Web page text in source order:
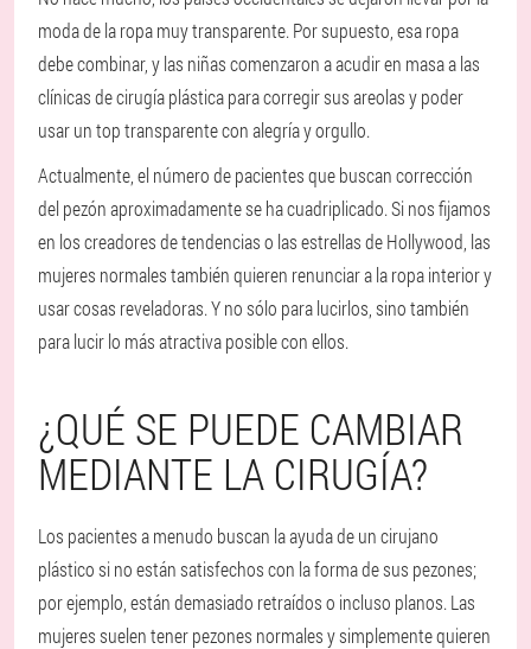
moda de la ropa muy transparente. Por supuesto, esa ropa
debe combinar, y las niñas comenzaron a acudir en masa a las
clínicas de cirugía plástica para corregir sus areolas y poder
usar un top transparente con alegría y orgullo.
Actualmente, el número de pacientes que buscan corrección
del pezón aproximadamente se ha cuadriplicado. Si nos fijamos
en los creadores de tendencias o las estrellas de Hollywood, las
mujeres normales también quieren renunciar a la ropa interior y
usar cosas reveladoras. Y no sólo para lucirlos, sino también
para lucir lo más atractiva posible con ellos.
¿QUÉ SE PUEDE CAMBIAR
MEDIANTE LA CIRUGÍA?
Los pacientes a menudo buscan la ayuda de un cirujano
plástico si no están satisfechos con la forma de sus pezones;
por ejemplo, están demasiado retraídos o incluso planos. Las
mujeres suelen tener pezones normales y simplemente quieren